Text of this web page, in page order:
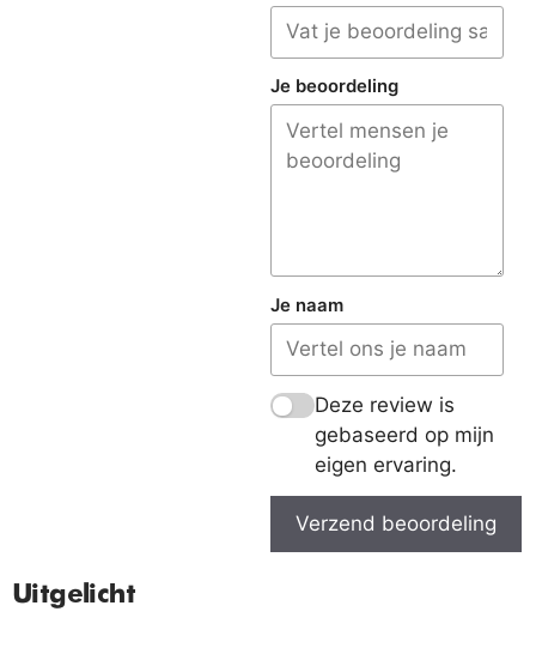
Je beoordeling
Je naam
Deze review is
gebaseerd op mijn
eigen ervaring.
Verzend beoordeling
Uitgelicht